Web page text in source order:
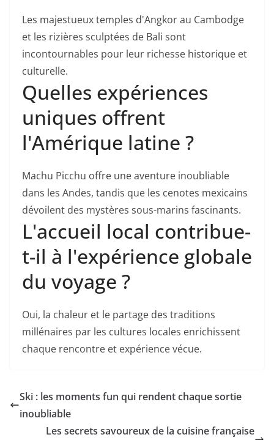
Les majestueux temples d'Angkor au Cambodge
et les rizières sculptées de Bali sont
incontournables pour leur richesse historique et
culturelle.
Quelles expériences
uniques offrent
l'Amérique latine ?
Machu Picchu offre une aventure inoubliable
dans les Andes, tandis que les cenotes mexicains
dévoilent des mystères sous-marins fascinants.
L'accueil local contribue-
t-il à l'expérience globale
du voyage ?
Oui, la chaleur et le partage des traditions
millénaires par les cultures locales enrichissent
chaque rencontre et expérience vécue.
Ski : les moments fun qui rendent chaque sortie
inoubliable
Les secrets savoureux de la cuisine française